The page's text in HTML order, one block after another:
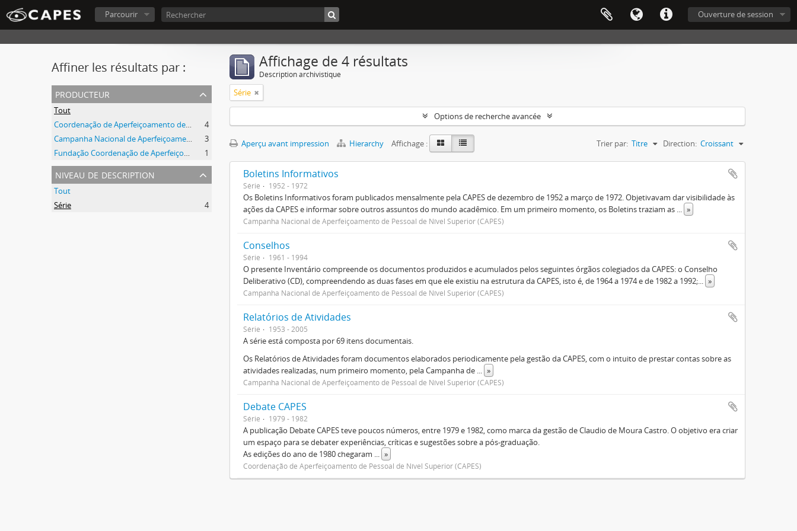
Ouverture de session
Parcourir
Affiner les résultats par :
producteur
Tout
Coordenação de Aperfeiçoamento de Pessoal de Nível Superior (CAPES)
4
Campanha Nacional de Aperfeiçoamento de Pessoal de Nível Superior (CAPES)
3
Fundação Coordenação de Aperfeiçoamento de Pessoal de Nível Superior (CAPES)
1
niveau de description
Tout
Série
4
Affichage de 4 résultats
Description archivistique
Série
Options de recherche avancée
Aperçu avant impression Hierarchy Affichage : Trier par: Titre Direction: Croissant
Boletins Informativos
Série 1952 - 1972
Os Boletins Informativos foram publicados mensalmente pela CAPES de dezembro de 1952 a março de 1972. Objetivavam dar visibilidade às
ações da CAPES e informar sobre outros assuntos do mundo acadêmico. Em um primeiro momento, os Boletins traziam as ... »
Campanha Nacional de Aperfeiçoamento de Pessoal de Nível Superior (CAPES)
Conselhos
Série 1961 - 1994
O presente Inventário compreende os documentos produzidos e acumulados pelos seguintes órgãos colegiados da CAPES: o Conselho
Deliberativo (CD), compreendendo as duas fases em que ele existiu na estrutura da CAPES, isto é, de 1964 a 1974 e de 1982 a 1992;... »
Campanha Nacional de Aperfeiçoamento de Pessoal de Nível Superior (CAPES)
Relatórios de Atividades
Série 1953 - 2005
A série está composta por 69 itens documentais.
Os Relatórios de Atividades foram documentos elaborados periodicamente pela gestão da CAPES, com o intuito de prestar contas sobre as
atividades realizadas, num primeiro momento, pela Campanha de ... »
Campanha Nacional de Aperfeiçoamento de Pessoal de Nível Superior (CAPES)
Debate CAPES
Série 1979 - 1982
A publicação Debate CAPES teve poucos números, entre 1979 e 1982, como marca da gestão de Claudio de Moura Castro. O objetivo era criar
um espaço para se debater experiências, críticas e sugestões sobre a pós-graduação.
As edições do ano de 1980 chegaram ... »
Coordenação de Aperfeiçoamento de Pessoal de Nível Superior (CAPES)